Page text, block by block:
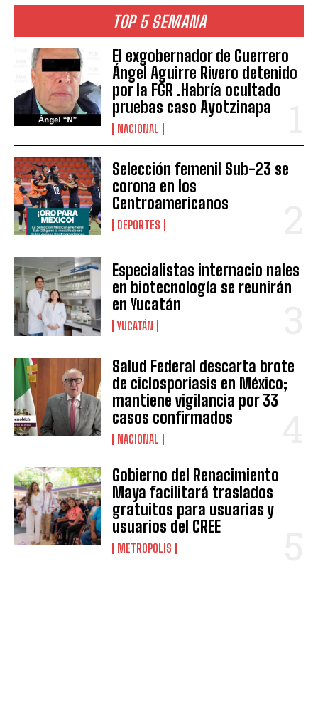
TOP 5 SEMANA
El exgobernador de Guerrero
Ángel Aguirre Rivero detenido
por la FGR .Habría ocultado
pruebas caso Ayotzinapa
NACIONAL
Selección femenil Sub-23 se
corona en los
Centroamericanos
DEPORTES
Especialistas internacio nales
en biotecnología se reunirán
en Yucatán
YUCATÁN
Salud Federal descarta brote
de ciclosporiasis en México;
mantiene vigilancia por 33
casos confirmados
NACIONAL
Gobierno del Renacimiento
Maya facilitará traslados
gratuitos para usuarias y
usuarios del CREE
METROPOLIS